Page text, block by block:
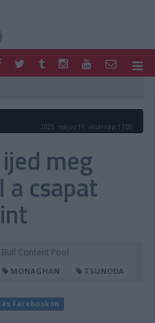
MOTOR
SHOP
TIPPJÁTÉK
PONTÁLLÁSOK
2025. május 11. vasárnap, 17:00
meg
csapat
Content Pool
MONAGHAN TSUNODA
Facebookon